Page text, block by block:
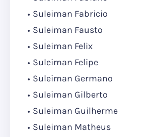
Suleiman Fabricio
Suleiman Fausto
Suleiman Felix
Suleiman Felipe
Suleiman Germano
Suleiman Gilberto
Suleiman Guilherme
Suleiman Matheus